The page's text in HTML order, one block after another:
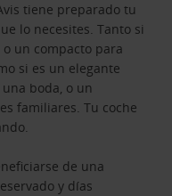
tiene preparado tu
lo necesites. Tanto si
un compacto para
si es un elegante
boda, o un
familiares. Tu coche
de una
y días